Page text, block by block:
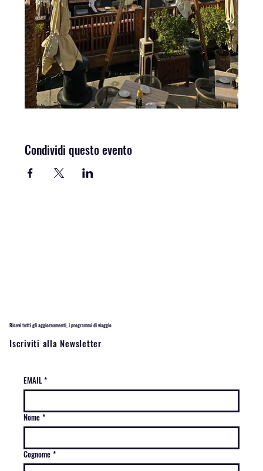
Condividi questo evento
Ricevi tutti gli aggiornamenti, i programmi di viaggio
Iscriviti alla Newsletter
EMAIL *
Nome *
Cognome *